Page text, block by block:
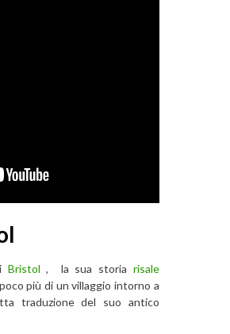
Bristol , la sua storia risale
più di un villaggio intorno a
traduzione del suo antico